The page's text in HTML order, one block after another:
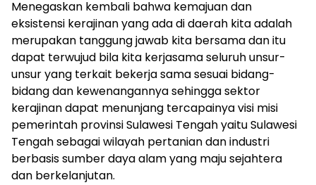
Menegaskan kembali bahwa kemajuan dan
eksistensi kerajinan yang ada di daerah kita adalah
merupakan tanggung jawab kita bersama dan itu
dapat terwujud bila kita kerjasama seluruh unsur-
unsur yang terkait bekerja sama sesuai bidang-
bidang dan kewenangannya sehingga sektor
kerajinan dapat menunjang tercapainya visi misi
pemerintah provinsi Sulawesi Tengah yaitu Sulawesi
Tengah sebagai wilayah pertanian dan industri
berbasis sumber daya alam yang maju sejahtera
dan berkelanjutan.